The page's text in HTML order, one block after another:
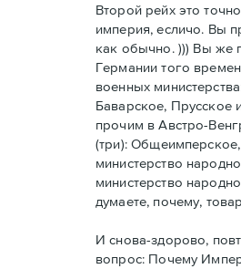
Второй рейх это
империя, есличо. Вы
как обычно. ))) Вы же
Германии того
военных
Баварское, Прусское
прочим в Австро-
(три):
министерство
министерство
думаете, почему,
И снова-здорово,
вопрос: Почему